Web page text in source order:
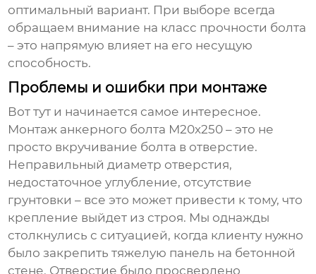
оптимальный вариант. При выборе всегда
обращаем внимание на класс прочности болта
– это напрямую влияет на его несущую
способность.
Проблемы и ошибки при монтаже
Вот тут и начинается самое интересное.
Монтаж анкерного болта М20х250 – это не
просто вкручивание болта в отверстие.
Неправильный диаметр отверстия,
недостаточное углубление, отсутствие
грунтовки – все это может привести к тому, что
крепление выйдет из строя. Мы однажды
столкнулись с ситуацией, когда клиенту нужно
было закрепить тяжелую панель на бетонной
стене. Отверстие было просверлено